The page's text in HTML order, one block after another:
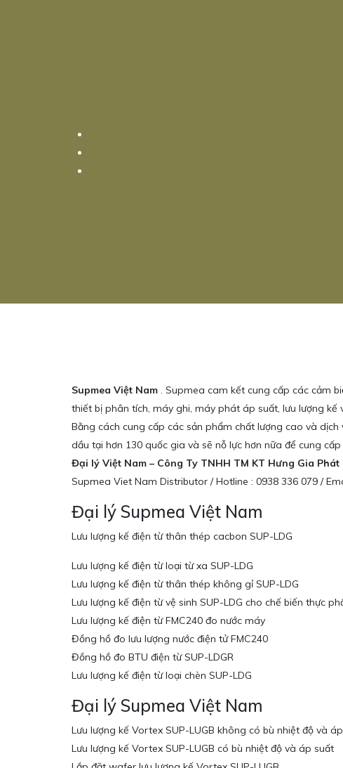
Supmea Việt Nam . Supmea cam kết cung cấp các cảm
thiết bị phân tích, máy ghi, máy phát áp suất, lưu lượng kế
Bằng cách cung cấp các sản phẩm chất lượng cao và
dầu tại hơn 130 quốc gia và sẽ nỗ lực hơn nữa để cung
Đại lý Việt Nam – Công Ty TNHH TM KT Hưng Gia Phát
Supmea Viet Nam Distributor / Hotline : 0938 336 079 /
Đại lý Supmea Việt Nam
Lưu lượng kế điện từ thân thép cacbon SUP-LDG
Lưu lượng kế điện từ loại từ xa SUP-LDG
Lưu lượng kế điện từ thân thép không gỉ SUP-LDG
Lưu lượng kế điện từ vệ sinh SUP-LDG cho chế biến thực
Lưu lượng kế điện từ FMC240 đo nước máy
Đồng hồ đo lưu lượng nước điện tử FMC240
Đồng hồ đo BTU điện từ SUP-LDGR
Lưu lượng kế điện từ loại chèn SUP-LDG
Đại lý Supmea Việt Nam
Lưu lượng kế Vortex SUP-LUGB không có bù nhiệt độ và
Lưu lượng kế Vortex SUP-LUGB có bù nhiệt độ và áp suất